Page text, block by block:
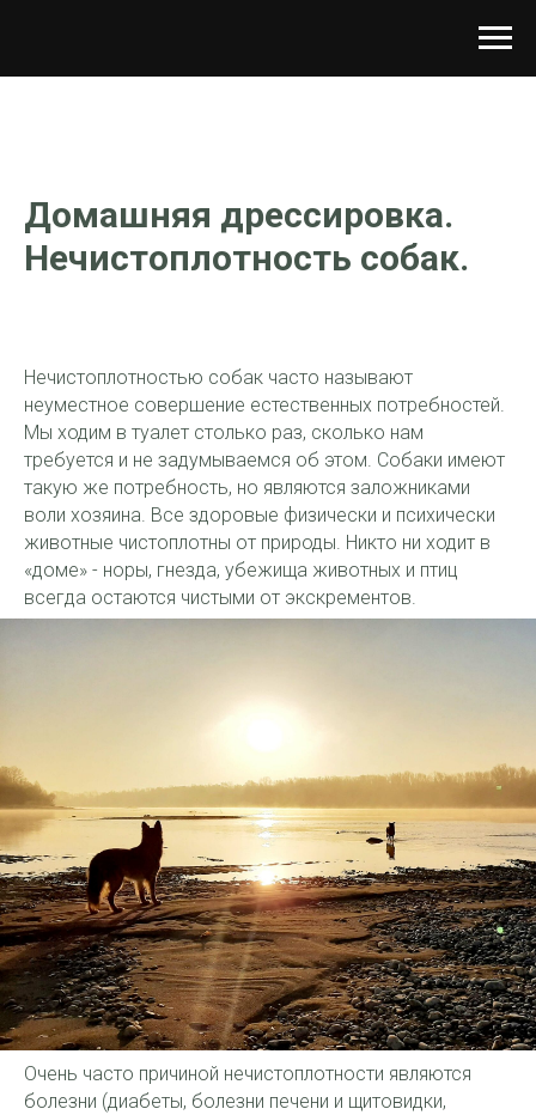
Домашняя дрессировка.
Нечистоплотность собак.
Нечистоплотностью собак часто называют
неуместное совершение естественных потребностей.
Мы ходим в туалет столько раз, сколько нам
требуется и не задумываемся об этом. Собаки имеют
такую же потребность, но являются заложниками
воли хозяина. Все здоровые физически и психически
животные чистоплотны от природы. Никто ни ходит в
«доме» - норы, гнезда, убежища животных и птиц
всегда остаются чистыми от экскрементов.
Очень часто причиной нечистоплотности являются
болезни (диабеты, болезни печени и щитовидки,